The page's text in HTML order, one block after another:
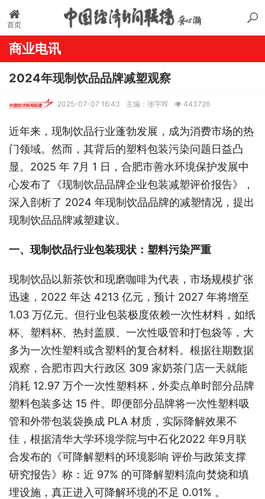
首页
商业电讯
2024年现制饮品品牌减塑观察
2025-07-07 16:43 主编：张宇晖 443726
近年来，现制饮品行业蓬勃发展，成为消费市场的热
门领域。然而，其背后的塑料包装污染问题日益凸
显。2025 年 7月 1 日，合肥市善水环境保护发展中
心发布了《现制饮品品牌企业包装减塑评价报告》，
深入剖析了 2024 年现制饮品品牌的减塑情况，提出
现制饮品品牌减塑建议。
一、现制饮品行业包装现状：塑料污染严重
现制饮品以新茶饮和现磨咖啡为代表，市场规模扩张
迅速，2022 年达 4213 亿元，预计 2027 年将增至
1.03 万亿元。但行业包装极度依赖一次性材料，如纸
杯、塑料杯、热封盖膜、一次性吸管和打包袋等，大
多为一次性塑料或含塑料的复合材料。根据往期数据
观察，合肥市四大行政区 309 家奶茶门店一天就能
消耗 12.97 万个一次性塑料杯，外卖点单时部分品牌
塑料包装多达 15 件。即便部分品牌将一次性塑料吸
管和外带包装袋换成 PLA 材质，实际降解效果不
佳，根据清华大学环境学院与中石化2022 年9月联
合发布的《可降解塑料的环境影响 评价与政策支撑
研究报告》称：近 97% 的可降解塑料流向焚烧和填
埋设施，真正进入可降解环境的不足 0.01% 。